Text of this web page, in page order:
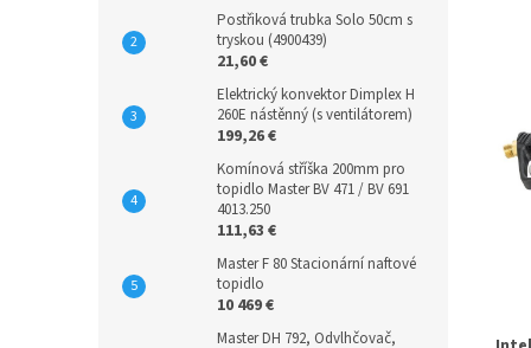
Postřiková trubka Solo 50cm s
tryskou (4900439)
21,60 €
Elektrický konvektor Dimplex H
260E nástěnný (s ventilátorem)
199,26 €
Komínová stříška 200mm pro
topidlo Master BV 471 / BV 691
4013.250
111,63 €
Master F 80 Stacionární naftové
topidlo
10 469 €
Master DH 792, Odvlhčovač,